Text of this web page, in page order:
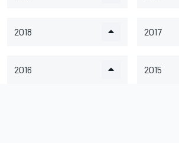
2018 2017
2016 2015